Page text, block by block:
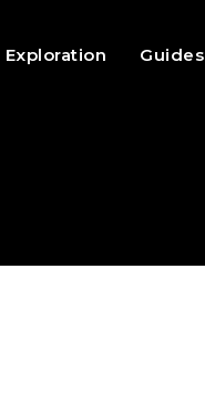
Exploration Guides